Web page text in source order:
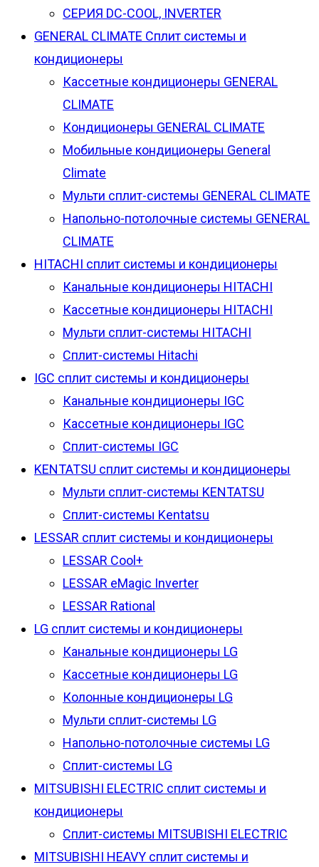
СЕРИЯ DC-COOL, INVERTER
GENERAL CLIMATE Сплит системы и
кондиционеры
Кассетные кондиционеры GENERAL
CLIMATE
Кондиционеры GENERAL CLIMATE
Мобильные кондиционеры General
Climate
Мульти сплит-системы GENERAL CLIMATE
Напольно-потолочные системы GENERAL
CLIMATE
HITACHI сплит системы и кондиционеры
Канальные кондиционеры HITACHI
Кассетные кондиционеры HITACHI
Мульти сплит-системы HITACHI
Сплит-системы Hitachi
IGC сплит системы и кондиционеры
Канальные кондиционеры IGC
Кассетные кондиционеры IGC
Сплит-системы IGC
KENTATSU сплит системы и кондиционеры
Мульти сплит-системы KENTATSU
Сплит-системы Kentatsu
LESSAR сплит системы и кондиционеры
LESSAR Cool+
LESSAR eMagic Inverter
LESSAR Rational
LG сплит системы и кондиционеры
Канальные кондиционеры LG
Кассетные кондиционеры LG
Колонные кондиционеры LG
Мульти сплит-системы LG
Напольно-потолочные системы LG
Сплит-системы LG
MITSUBISHI ELECTRIC сплит системы и
кондиционеры
Сплит-системы MITSUBISHI ELECTRIC
MITSUBISHI HEAVY сплит системы и